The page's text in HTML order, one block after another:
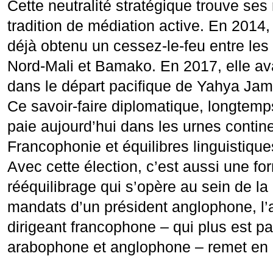
Cette neutralité stratégique trouve
tradition de médiation active. En
déjà obtenu un cessez-le-feu entre
Nord-Mali et Bamako. En 2017, elle
dans le départ pacifique de Yahya
Ce savoir-faire diplomatique,
paie aujourd’hui dans les urnes
Francophonie et équilibres
Avec cette élection, c’est aussi une
rééquilibrage qui s’opère au sein de
mandats d’un président anglophone,
dirigeant francophone – qui plus est
arabophone et anglophone – remet